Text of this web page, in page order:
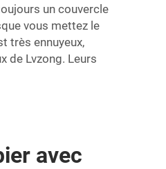
un couvercle
vous mettez le
très ennuyeux,
de Lvzong. Leurs
avec